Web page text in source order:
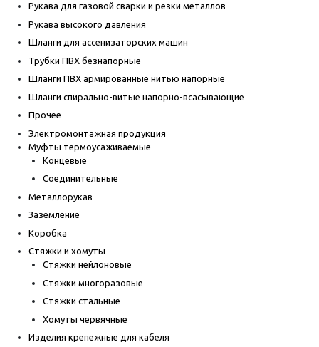
Рукава для газовой сварки и резки металлов
Рукава высокого давления
Шланги для ассенизаторских машин
Трубки ПВХ безнапорные
Шланги ПВХ армированные нитью напорные
Шланги спирально-витые напорно-всасывающие
Прочее
Электромонтажная продукция
Муфты термоусаживаемые
Концевые
Соединительные
Металлорукав
Заземление
Коробка
Стяжки и хомуты
Стяжки нейлоновые
Стяжки многоразовые
Стяжки стальные
Хомуты червячные
Изделия крепежные для кабеля